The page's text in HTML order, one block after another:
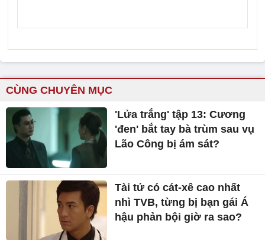
CÙNG CHUYÊN MỤC
'Lửa trắng' tập 13: Cương
'đen' bắt tay bà trùm sau vụ
Lão Công bị ám sát?
Tài tử có cát-xê cao nhất
nhì TVB, từng bị bạn gái Á
hậu phản bội giờ ra sao?